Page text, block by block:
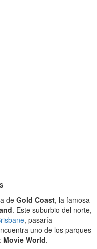
de Gold Coast, la famosa
. Este suburbio del norte,
, pasaría
uno de los parques
Movie World.